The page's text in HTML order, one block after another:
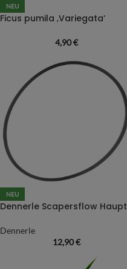
NEU
Ficus pumila ‚Variegata‘
4,90€
NEU
Dennerle
12,90€